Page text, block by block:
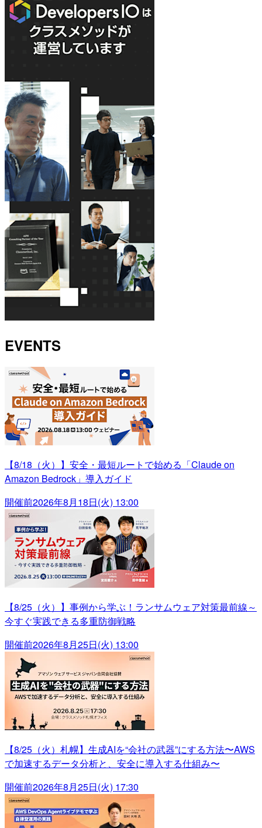
EVENTS
【8/18（火）】安全・最短ルートで始める「Claude on
Amazon Bedrock」導入ガイド
開催前2026年8月18日(火) 13:00
【8/25（火）】事例から学ぶ！ランサムウェア対策最前線～
今すぐ実践できる多重防御戦略
開催前2026年8月25日(火) 13:00
【8/25（火）札幌】生成AIを“会社の武器”にする方法〜AWS
で加速するデータ分析と、安全に導入する仕組み〜
開催前2026年8月25日(火) 17:30